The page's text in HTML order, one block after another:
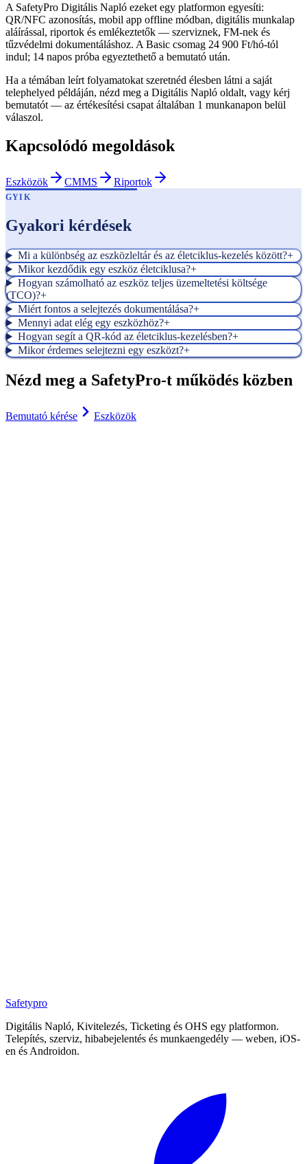
A SafetyPro Digitális Napló ezeket egy platformon egyesíti:
QR/NFC azonosítás, mobil app offline módban, digitális munkalap
aláírással, riportok és emlékeztetők — szerviznek, FM-nek és
tűzvédelmi dokumentáláshoz. A Basic csomag 24 900 Ft/hó-tól
indul; 14 napos próba egyeztethető a bemutató után.
Ha a témában leírt folyamatokat szeretnéd élesben látni a saját
telephelyed példáján, nézd meg a Digitális Napló oldalt, vagy kérj
bemutatót — az értékesítési csapat általában 1 munkanapon belül
válaszol.
Kapcsolódó megoldások
Eszközök CMMS Riportok
GYIK
Gyakori kérdések
Mi a különbség az eszközleltár és az életciklus-kezelés között?+
Mikor kezdődik egy eszköz életciklusa?+
Hogyan számolható az eszköz teljes üzemeltetési költsége
(TCO)?+
Miért fontos a selejtezés dokumentálása?+
Mennyi adat elég egy eszközhöz?+
Hogyan segít a QR-kód az életciklus-kezelésben?+
Mikor érdemes selejtezni egy eszközt?+
Nézd meg a SafetyPro-t működés közben
Bemutató kérése Eszközök
Safetypro
Digitális Napló, Kivitelezés, Ticketing és OHS egy platformon.
Telepítés, szerviz, hibabejelentés és munkaengedély — weben, iOS-
en és Androidon.